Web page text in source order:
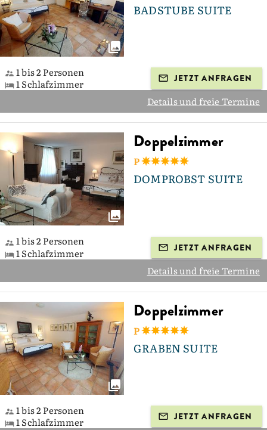
BADSTUBE SUITE
1 bis 2 Personen
1 Schlafzimmer
JETZT ANFRAGEN
Details und freie Termine
Doppelzimmer
P
DOMPROBST SUITE
1 bis 2 Personen
1 Schlafzimmer
JETZT ANFRAGEN
Details und freie Termine
Doppelzimmer
P
GRABEN SUITE
1 bis 2 Personen
1 Schlafzimmer
JETZT ANFRAGEN